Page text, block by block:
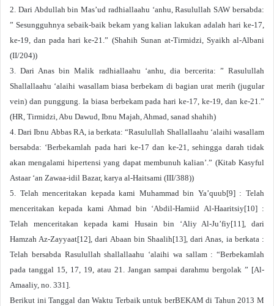
2. Dari Abdullah bin Mas’ud radhiallaahu ‘anhu, Rasulullah SAW bersabda:
” Sesungguhnya sebaik-baik bekam yang kalian lakukan adalah hari ke-17,
ke-19, dan pada hari ke-21.” (Shahih Sunan at-Tirmidzi, Syaikh al-Albani
(II/204))
3. Dari Anas bin Malik radhiallaahu ‘anhu, dia bercerita: ” Rasulullah
Shallallaahu ‘alaihi wasallam biasa berbekam di bagian urat merih (jugular
vein) dan punggung. Ia biasa berbekam pada hari ke-17, ke-19, dan ke-21.”
(HR, Tirmidzi, Abu Dawud, Ibnu Majah, Ahmad, sanad shahih)
4. Dari Ibnu Abbas RA, ia berkata: “Rasulullah Shallallaahu ‘alaihi wasallam
bersabda: ‘Berbekamlah pada hari ke-17 dan ke-21, sehingga darah tidak
akan mengalami hipertensi yang dapat membunuh kalian’.” (Kitab Kasyful
Astaar ‘an Zawaa-idil Bazar, karya al-Haitsami (III/388))
5. Telah menceritakan kepada kami Muhammad bin Ya’quub[9] : Telah
menceritakan kepada kami Ahmad bin ‘Abdil-Hamiid Al-Haaritsiy[10] :
Telah menceritakan kepada kami Husain bin ‘Aliy Al-Ju’fiy[11], dari
Hamzah Az-Zayyaat[12], dari Abaan bin Shaalih[13], dari Anas, ia berkata :
Telah bersabda Rasulullah shallallaahu ‘alaihi wa sallam : “Berbekamlah
pada tanggal 15, 17, 19, atau 21. Jangan sampai darahmu bergolak ” [Al-
Amaaliy, no. 331].
Berikut ini Tanggal dan Waktu Terbaik untuk berBEKAM di Tahun 2013 M